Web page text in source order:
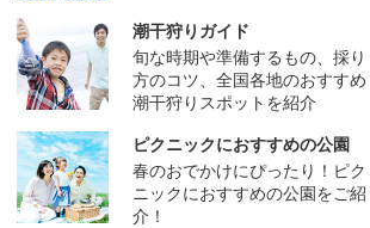
潮干狩りガイド
旬な時期や準備するもの、採り
方のコツ、全国各地のおすすめ
潮干狩りスポットを紹介
ピクニックにおすすめの公園
春のおでかけにぴったり！ピク
ニックにおすすめの公園をご紹
介！